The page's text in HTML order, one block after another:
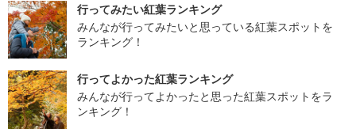
行ってみたい紅葉ランキング
みんなが行ってみたいと思っている紅葉スポットを
ランキング！
行ってよかった紅葉ランキング
みんなが行ってよかったと思った紅葉スポットをラ
ンキング！